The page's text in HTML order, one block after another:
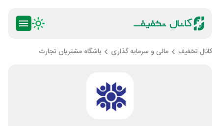
کانال تخفیف مالی و سرمایه گذاری باشگاه مشتریان تجارت